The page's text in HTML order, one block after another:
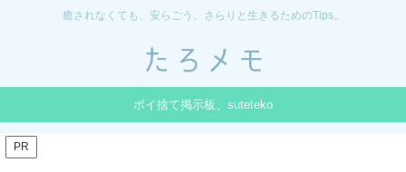
癒されなくても、安らごう。さらりと生きるためのTips。
ポイ捨て掲示板、suteteko
PR